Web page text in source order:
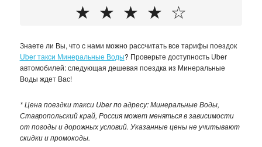
☆
★
★
★
★
Знаете ли Вы, что с нами можно рассчитать все тарифы поездок
Uber такси Минеральные Воды? Проверьте доступность Uber
автомобилей: следующая дешевая поездка из Минеральные
Воды ждет Вас!
* Цена поездки такси Uber по адресу: Минеральные Воды,
Ставропольский край, Россия может меняться в зависимости
от погоды и дорожных условий. Указанные цены не учитывают
скидки и промокоды.